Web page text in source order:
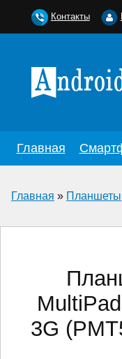
Главная
Главная » Планшеты
3G
Контакты